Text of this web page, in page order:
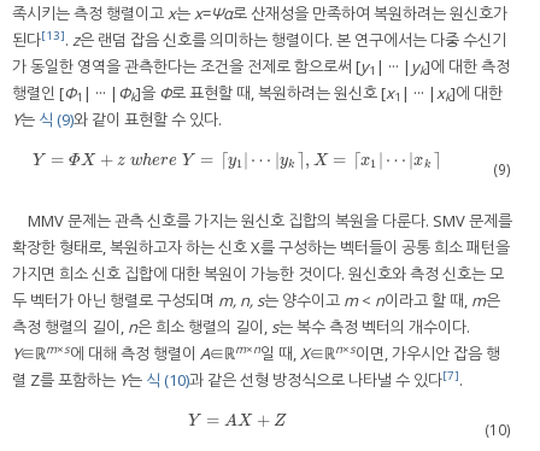
족시키는 측정 행렬이고 x는 x=Ψα로 산재성을 만족하여 복원하려는 원신호가
된다[13]. z은 랜덤 잡음 신호를 의미하는 행렬이다. 본 연구에서는 다중 수신기
가 동일한 영역을 관측한다는 조건을 전제로 함으로써 [y1 | ··· | yk]에 대한 측정
행렬인 [Φ1 | ··· | Φk]을 Φ로 표현할 때, 복원하려는 원신호 [x1 | ··· | xk]에 대한
Y는 식 (9)와 같이 표현할 수 있다.
Y = ΦX + z where Y = ⌈y1 ⋯ yk ⌉, X = ⌈x1 ⋯ |xk ⌉
Y =ΦX +zwher eY =⌈ y1| ⋯ | y ⌉,X= ⌈x1 |⋯ |xk (9)
MMV 문제는 관측 신호를 가지는 원신호 집합의 복원을 다룬다. SMV 문제를
확장한 형태로, 복원하고자 하는 신호 X를 구성하는 벡터들이 공통 희소 패턴을
가지면 희소 신호 집합에 대한 복원이 가능한 것이다. 원신호와 측정 신호는 모
두 벡터가 아닌 행렬로 구성되며 m, n, s는 양수이고 m< n이라고 할 때, m은
측정 행렬의 길이, n은 희소 행렬의 길이, s는 복수 측정 벡터의 개수이다.
Y∈ℝm×s에 대해 측정 행렬이 A∈ℝm×n일 때, X∈ℝn×s이면, 가우시안 잡음 행
렬 Z를 포함하는 Y는 식 (10)과 같은 선형 방정식으로 나타낼 수 있다[7].
Y = A X + Z
Y =AX+ Z (10)